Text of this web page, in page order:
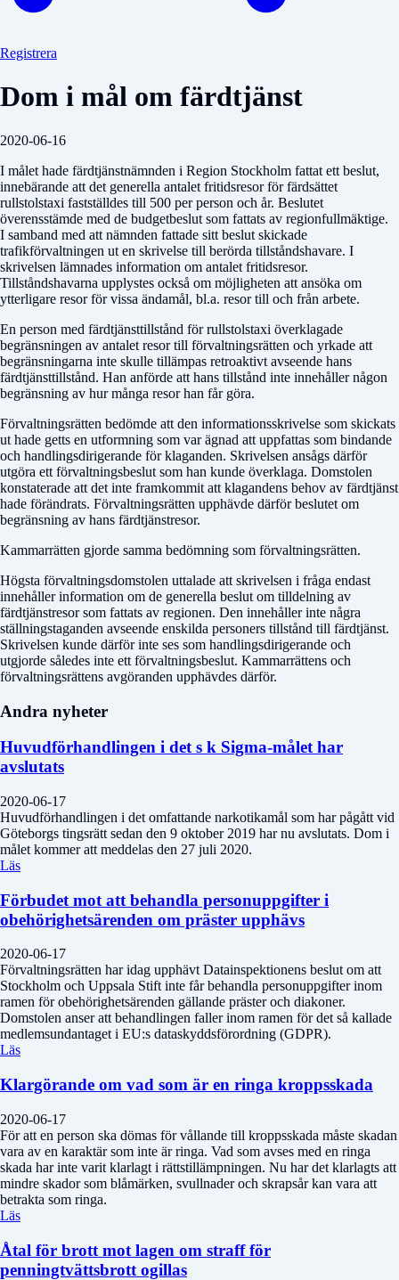
Registrera
Dom i mål om färdtjänst
2020-06-16
I målet hade färdtjänstnämnden i Region Stockholm fattat ett beslut,
innebärande att det generella antalet fritidsresor för färdsättet
rullstolstaxi fastställdes till 500 per person och år. Beslutet
överensstämde med de budgetbeslut som fattats av regionfullmäktige.
I samband med att nämnden fattade sitt beslut skickade
trafikförvaltningen ut en skrivelse till berörda tillståndshavare. I
skrivelsen lämnades information om antalet fritidsresor.
Tillståndshavarna upplystes också om möjligheten att ansöka om
ytterligare resor för vissa ändamål, bl.a. resor till och från arbete.
En person med färdtjänsttillstånd för rullstolstaxi överklagade
begränsningen av antalet resor till förvaltningsrätten och yrkade att
begränsningarna inte skulle tillämpas retroaktivt avseende hans
färdtjänsttillstånd. Han anförde att hans tillstånd inte innehåller någon
begränsning av hur många resor han får göra.
Förvaltningsrätten bedömde att den informationsskrivelse som skickats
ut hade getts en utformning som var ägnad att uppfattas som bindande
och handlingsdirigerande för klaganden. Skrivelsen ansågs därför
utgöra ett förvaltningsbeslut som han kunde överklaga. Domstolen
konstaterade att det inte framkommit att klagandens behov av färdtjänst
hade förändrats. Förvaltningsrätten upphävde därför beslutet om
begränsning av hans färdtjänstresor.
Kammarrätten gjorde samma bedömning som förvaltningsrätten.
Högsta förvaltningsdomstolen uttalade att skrivelsen i fråga endast
innehåller information om de generella beslut om tilldelning av
färdtjänstresor som fattats av regionen. Den innehåller inte några
ställningstaganden avseende enskilda personers tillstånd till färdtjänst.
Skrivelsen kunde därför inte ses som handlingsdirigerande och
utgjorde således inte ett förvaltningsbeslut. Kammarrättens och
förvaltningsrättens avgöranden upphävdes därför.
Andra nyheter
Huvudförhandlingen i det s k Sigma-målet har
avslutats
2020-06-17
Huvudförhandlingen i det omfattande narkotikamål som har pågått vid
Göteborgs tingsrätt sedan den 9 oktober 2019 har nu avslutats. Dom i
målet kommer att meddelas den 27 juli 2020.
Läs
Förbudet mot att behandla personuppgifter i
obehörighetsärenden om präster upphävs
2020-06-17
Förvaltningsrätten har idag upphävt Datainspektionens beslut om att
Stockholm och Uppsala Stift inte får behandla personuppgifter inom
ramen för obehörighetsärenden gällande präster och diakoner.
Domstolen anser att behandlingen faller inom ramen för det så kallade
medlemsundantaget i EU:s dataskyddsförordning (GDPR).
Läs
Klargörande om vad som är en ringa kroppsskada
2020-06-17
För att en person ska dömas för vållande till kroppsskada måste skadan
vara av en karaktär som inte är ringa. Vad som avses med en ringa
skada har inte varit klarlagt i rättstillämpningen. Nu har det klarlagts att
mindre skador som blåmärken, svullnader och skrapsår kan vara att
betrakta som ringa.
Läs
Åtal för brott mot lagen om straff för
penningtvättsbrott ogillas